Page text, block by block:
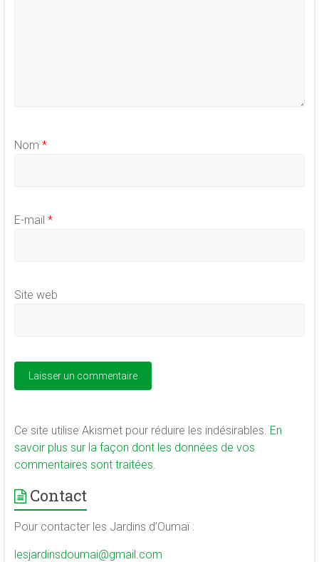
Nom *
E-mail *
Site web
Ce site utilise Akismet pour réduire les indésirables. En
savoir plus sur la façon dont les données de vos
commentaires sont traitées
Contact
Pour contacter les Jardins d’Oumaï :
lesjardinsdoumai@gmail.com